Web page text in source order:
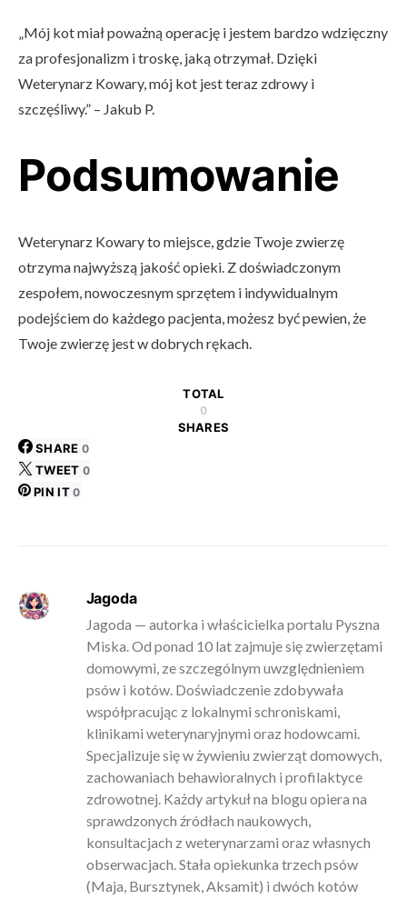
„Mój kot miał poważną operację i jestem bardzo wdzięczny
za profesjonalizm i troskę, jaką otrzymał. Dzięki
Weterynarz Kowary, mój kot jest teraz zdrowy i
szczęśliwy.” – Jakub P.
Podsumowanie
Weterynarz Kowary to miejsce, gdzie Twoje zwierzę
otrzyma najwyższą jakość opieki. Z doświadczonym
zespołem, nowoczesnym sprzętem i indywidualnym
podejściem do każdego pacjenta, możesz być pewien, że
Twoje zwierzę jest w dobrych rękach.
TOTAL
0
SHARES
SHARE 0
TWEET 0
PIN IT 0
Jagoda
Jagoda — autorka i właścicielka portalu Pyszna
Miska. Od ponad 10 lat zajmuje się zwierzętami
domowymi, ze szczególnym uwzględnieniem
psów i kotów. Doświadczenie zdobywała
współpracując z lokalnymi schroniskami,
klinikami weterynaryjnymi oraz hodowcami.
Specjalizuje się w żywieniu zwierząt domowych,
zachowaniach behawioralnych i profilaktyce
zdrowotnej. Każdy artykuł na blogu opiera na
sprawdzonych źródłach naukowych,
konsultacjach z weterynarzami oraz własnych
obserwacjach. Stała opiekunka trzech psów
(Maja, Bursztynek, Aksamit) i dwóch kotów